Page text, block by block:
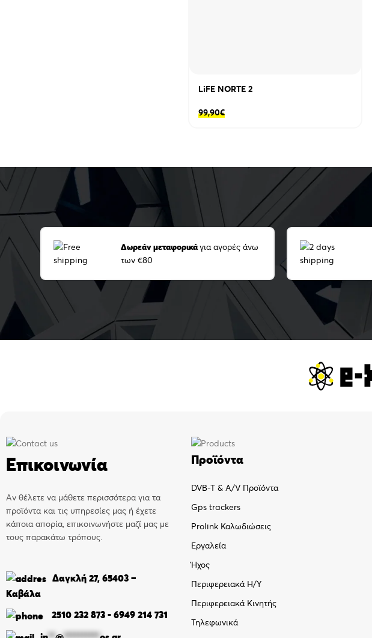
LiFE NORTE 2
99,90€
Δωρεάν μεταφορικάγια αγορές άνω
των €80
Επικοινωνία
Αν θέλετε να μάθετε περισσότερα για τα
προϊόντα και τις υπηρεσίες μας ή έχετε
κάποια απορία, επικοινωνήστε μαζί μας με
τους παρακάτω τρόπους.
Δαγκλή 27, 65403 –
Καβάλα
2510 232 873 - 6949 214 731
Προϊόντα
DVB-T & A/V Προϊόντα
Gps trackers
Prolink Καλωδιώσεις
Εργαλεία
Ήχος
Περιφερειακά Η/Υ
Περιφερειακά Κινητής
Τηλεφωνικά